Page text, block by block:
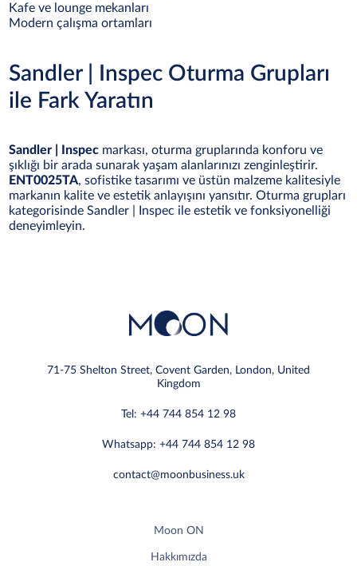
Kafe ve lounge mekanları
Modern çalışma ortamları
Sandler | Inspec Oturma Grupları
ile Fark Yaratın
Sandler | Inspec markası, oturma gruplarında konforu ve
şıklığı bir arada sunarak yaşam alanlarınızı zenginleştirir.
ENT0025TA, sofistike tasarımı ve üstün malzeme kalitesiyle
markanın kalite ve estetik anlayışını yansıtır. Oturma grupları
kategorisinde Sandler | Inspec ile estetik ve fonksiyonelliği
deneyimleyin.
71-75 Shelton Street, Covent Garden, London, United
Kingdom
Tel: +44 744 854 12 98
Whatsapp: +44 744 854 12 98
contact@moonbusiness.uk
Moon ON
Hakkımızda